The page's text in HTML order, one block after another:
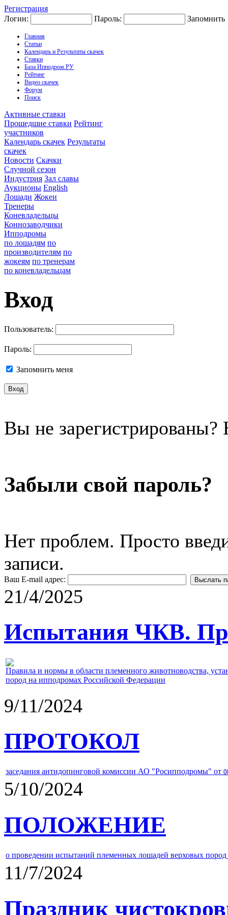
Регистрация
Логин:
Пароль: Запомнить
Главная
Статьи
Календарь и Результаты скачек
Ставки
База Ипподром.РУ
Рейтинг
Видео скачек
Форум
Поиск
Активные ставки
Прошедшие ставки Рейтинг
участников
Календарь скачек Результаты
скачек
Новости Скачки
Случной сезон
Индустрия Зал славы
Аукционы English
Лошади Жокеи
Тренеры
Коневладельцы
Коннозаводчики
Ипподромы
по лошадям по
производителям по
жокеям по тренерам
по коневладельцам
Вход
Пользователь:
Пароль:
Запомнить меня
Вы не
Забыли свой пароль?
Нет проблем. Просто
записи.
Ваш E-mail адрес:
21/4/2025
Испытания ЧКВ.
Правила и нормы в области племенного животноводства,
пород на ипподромах Российской Федерации
9/11/2024
ПРОТОКОЛ
заседания антидопинговой комиссии АО "Росипподромы" от
5/10/2024
ПОЛОЖЕНИЕ
о проведении испытаний племенных лошадей верховых
11/7/2024
Праздник